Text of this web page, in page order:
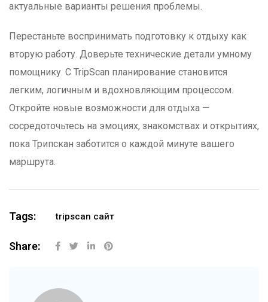
актуальные варианты решения проблемы.
Перестаньте воспринимать подготовку к отдыху как
вторую работу. Доверьте технические детали умному
помощнику. С TripScan планирование становится
легким, логичным и вдохновляющим процессом.
Откройте новые возможности для отдыха —
сосредоточьтесь на эмоциях, знакомствах и открытиях,
пока Трипскан заботится о каждой минуте вашего
маршрута.
Tags: tripscan сайт
Share: